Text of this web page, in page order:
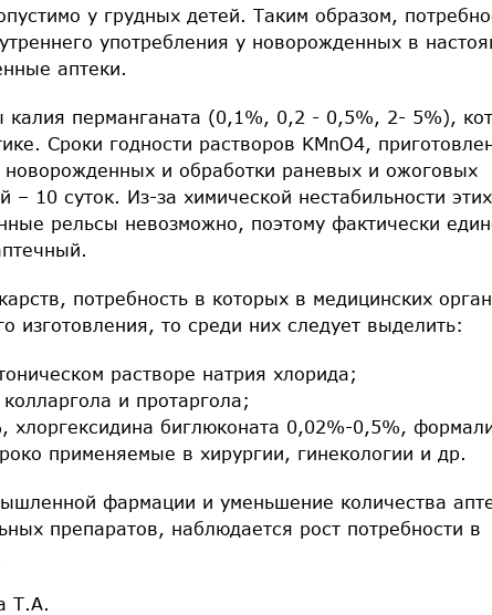
у грудных детей. Таким образом,
употребления у новорожденных в
аптеки.
калия перманганата (0,1%, 0,2 - 0,5%, 2- 5%),
Сроки годности растворов KMnO4,
новорожденных и обработки раневых и ожоговых
– 10 суток. Из-за химической нестабильности
рельсы невозможно, поэтому фактически
потребность в которых в медицинских
изготовления, то среди них следует выделить:
растворе натрия хлорида;
и протаргола;
хлоргексидина биглюконата 0,02%-0,5%,
применяемые в хирургии, гинекологии и др.
фармации и уменьшение количества
препаратов, наблюдается рост потребности в
Т.А.